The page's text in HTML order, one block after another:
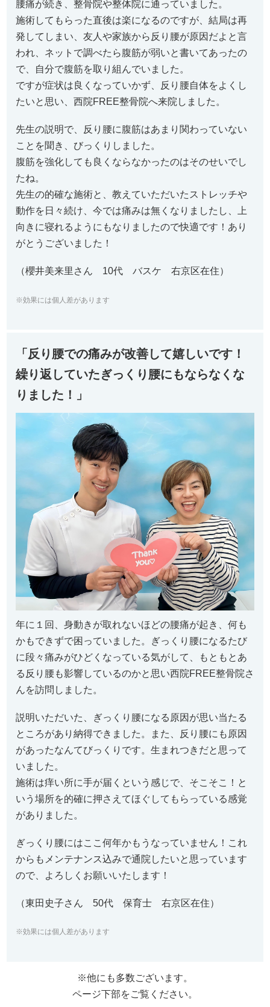
腰痛が続き、整骨院や整体院に通っていました。
施術してもらった直後は楽になるのですが、結局は再
発してしまい、友人や家族から反り腰が原因だよと言
われ、ネットで調べたら腹筋が弱いと書いてあったの
で、自分で腹筋を取り組んでいました。
ですが症状は良くなっていかず、反り腰自体をよくし
たいと思い、西院FREE整骨院へ来院しました。
先生の説明で、反り腰に腹筋はあまり関わっていない
ことを聞き、びっくりしました。
腹筋を強化しても良くならなかったのはそのせいでし
たね。
先生の的確な施術と、教えていただいたストレッチや
動作を日々続け、今では痛みは無くなりましたし、上
向きに寝れるようにもなりましたので快適です！あり
がとうございました！
（櫻井美来里さん 10代 バスケ 右京区在住）
※効果には個人差があります
「反り腰での痛みが改善して嬉しいです！
繰り返していたぎっくり腰にもならなくな
りました！」
年に１回、身動きが取れないほどの腰痛が起き、何も
かもできずで困っていました。ぎっくり腰になるたび
に段々痛みがひどくなっている気がして、もともとあ
る反り腰も影響しているのかと思い西院FREE整骨院さ
んを訪問しました。
説明いただいた、ぎっくり腰になる原因が思い当たる
ところがあり納得できました。また、反り腰にも原因
があったなんてびっくりです。生まれつきだと思って
いました。
施術は痒い所に手が届くという感じで、そこそこ！と
いう場所を的確に押さえてほぐしてもらっている感覚
がありました。
ぎっくり腰にはここ何年かもうなっていません！これ
からもメンテナンス込みで通院したいと思っています
ので、よろしくお願いいたします！
（東田史子さん 50代 保育士 右京区在住）
※効果には個人差があります
※他にも多数ございます。
ページ下部をご覧ください。